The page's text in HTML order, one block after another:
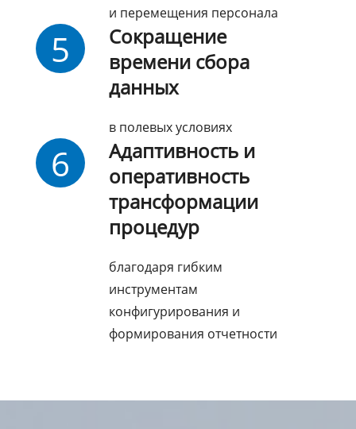
и перемещения персонала
5
Сокращение
времени сбора
данных
в полевых условиях
6
Адаптивность и
оперативность
трансформации
процедур
благодаря гибким
инструментам
конфигурирования и
формирования отчетности